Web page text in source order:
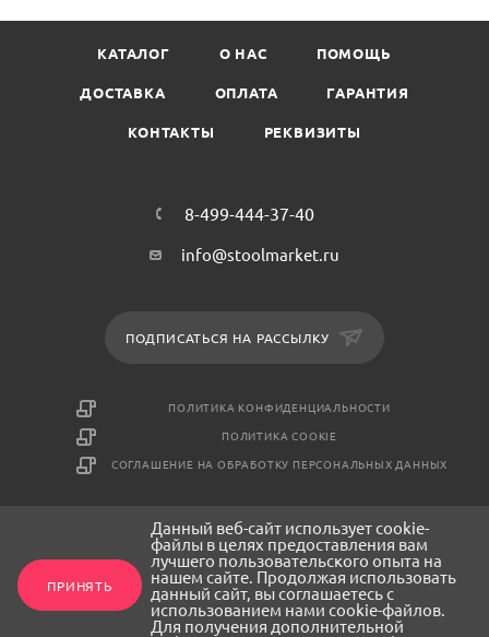
КАТАЛОГ О НАС ПОМОЩЬ
ДОСТАВКА ОПЛАТА ГАРАНТИЯ
КОНТАКТЫ РЕКВИЗИТЫ
8-499-444-37-40
info@stoolmarket.ru
ПОДПИСАТЬСЯ НА РАССЫЛКУ
ПОЛИТИКА КОНФИДЕНЦИАЛЬНОСТИ
ПОЛИТИКА COOKIE
СОГЛАШЕНИЕ НА ОБРАБОТКУ ПЕРСОНАЛЬНЫХ ДАННЫХ
2026 © СтулМаркет - интернет-магазин мебели
ПРИНЯТЬ
Данный веб-сайт использует cookie-
файлы в целях предоставления вам
лучшего пользовательского опыта на
нашем сайте. Продолжая использовать
данный сайт, вы соглашаетесь с
использованием нами cookie-файлов.
Для получения дополнительной